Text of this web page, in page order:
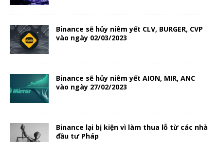
Binance sẽ hủy niêm yết CLV, BURGER, CVP
vào ngày 02/03/2023
Binance sẽ hủy niêm yết AION, MIR, ANC
vào ngày 27/02/2023
Binance lại bị kiện vì làm thua lỗ từ các nhà
đầu tư Pháp